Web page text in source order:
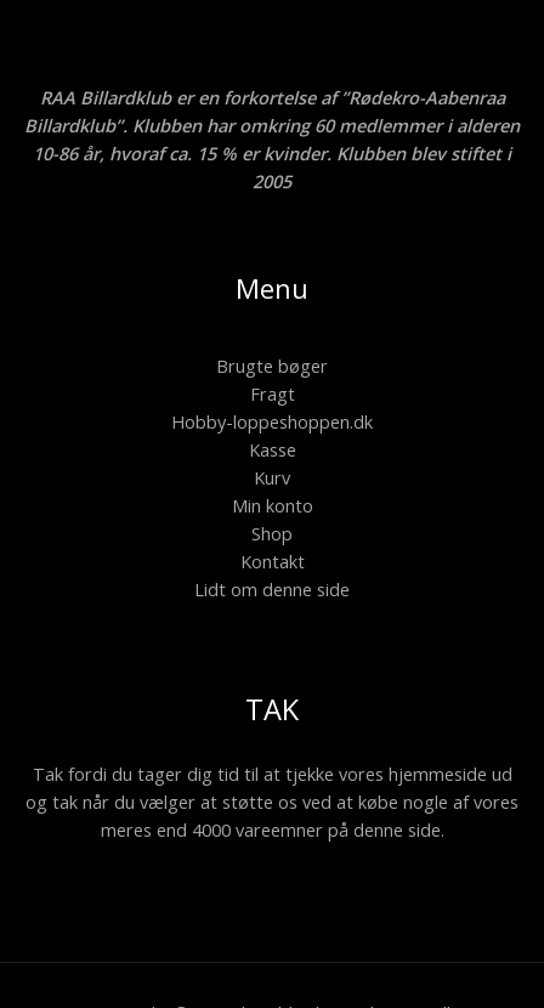
RAA Billardklub er en forkortelse af ”Rødekro-Aabenraa
Billardklub”. Klubben har omkring 60 medlemmer i alderen
10-86 år, hvoraf ca. 15 % er kvinder. Klubben blev stiftet i
2005
Menu
Brugte bøger
Fragt
Hobby-loppeshoppen.dk
Kasse
Kurv
Min konto
Shop
Kontakt
Lidt om denne side
TAK
Tak fordi du tager dig tid til at tjekke vores hjemmeside ud
og tak når du vælger at støtte os ved at købe nogle af vores
meres end 4000 vareemner på denne side.